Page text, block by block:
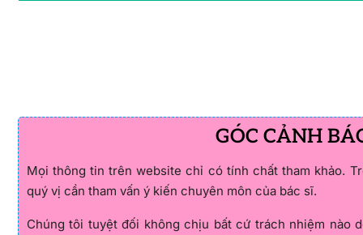
GÓC CẢNH
Mọi thông tin trên website chỉ có tính chất tham khảo.
quý vị cần tham vấn ý kiến chuyên môn của bác sĩ.
Chúng tôi tuyệt đối không chịu bất cứ trách nhiệm nào